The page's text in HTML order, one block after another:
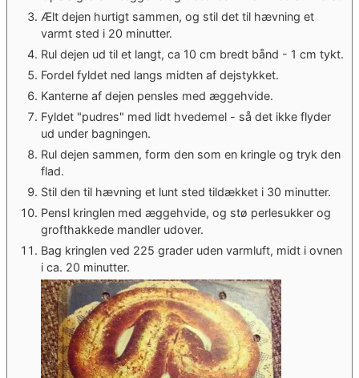
Ælt dejen hurtigt sammen, og stil det til hævning et
varmt sted i 20 minutter.
Rul dejen ud til et langt, ca 10 cm bredt bånd - 1 cm tykt.
Fordel fyldet ned langs midten af dejstykket.
Kanterne af dejen pensles med æggehvide.
Fyldet "pudres" med lidt hvedemel - så det ikke flyder
ud under bagningen.
Rul dejen sammen, form den som en kringle og tryk den
flad.
Stil den til hævning et lunt sted tildækket i 30 minutter.
Pensl kringlen med æggehvide, og stø perlesukker og
grofthakkede mandler udover.
Bag kringlen ved 225 grader uden varmluft, midt i ovnen
i ca. 20 minutter.